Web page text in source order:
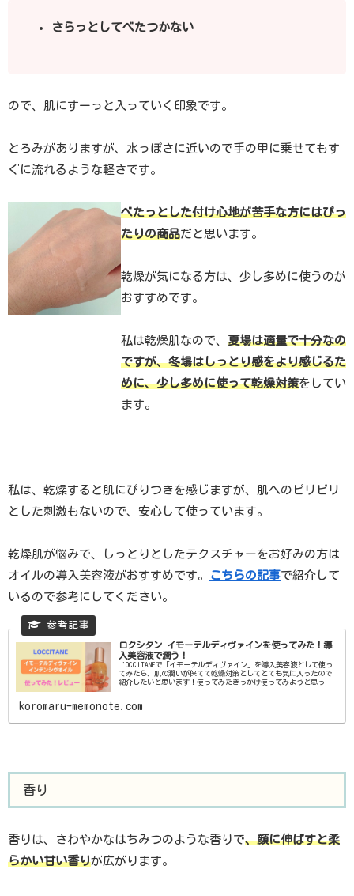
さらっとしてべたつかない
ので、肌にすーっと入っていく印象です。
とろみがありますが、水っぽさに近いので手の甲に乗せてもす
ぐに流れるような軽さです。
べたっとした付け心地が苦手な方にはぴっ
たりの商品だと思います。
乾燥が気になる方は、少し多めに使うのが
おすすめです。
私は乾燥肌なので、 夏場は適量で十分なの
ですが、冬場はしっとり感をより感じるた
めに、少し多めに使って乾燥対策をしてい
ます。
私は、乾燥すると肌にぴりつきを感じますが、肌へのピリピリ
とした刺激もないので、安心して使っています。
乾燥肌が悩みで、しっとりとしたテクスチャーをお好みの方は
オイルの導入美容液がおすすめです。
こちらの記事で紹介して
いるので参考にしてください。
ロクシタン イモーテルディヴァインを使ってみた！導
入美容液で潤う！
L'OCCITANEで「イモーテルディヴァイン」を導入美容液として使っ
てみたら、肌の潤いが保てて乾燥対策としてとても気に入ったので
紹介したいと思います！使ってみたきっかけ使ってみようと思った
koromaru-memonote.com
香り
香りは、さわやかなはちみつのような香りで、顔に伸ばすと柔
らかい甘い香りが広がります。